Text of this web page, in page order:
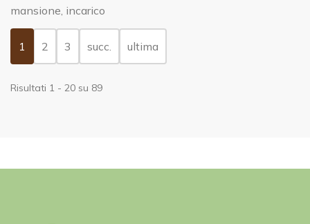
mansione, incarico
1 (current)
2 3 succ. ultima
Risultati 1 - 20 su 89